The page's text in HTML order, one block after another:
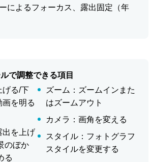
によるフォーカス、露出固定（年
で調整できる項目
げる/下
を明る
出を上げ
のぼか
る
ズーム：ズームインまた
はズームアウト
カメラ：画角を変える
スタイル：フォトグラフ
スタイルを変更する